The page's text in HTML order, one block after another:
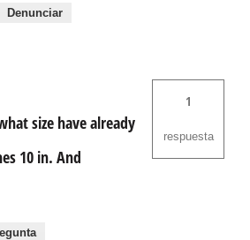
Denunciar
size have already
10 in. And
1
respuesta